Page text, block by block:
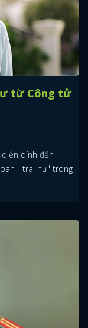
từ Công tử
dính đến
- trai hư" trong